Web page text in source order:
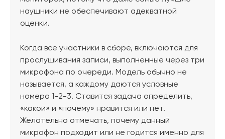
наушники не обеспечивают адекватной
оценки.
Когда все участники в сборе, включаются для
прослушивания записи, выполненные через три
микрофона по очереди. Модель обычно не
называется, а каждому даются условные
номера 1-2-3. Ставится задача определить,
«какой» и «почему» нравится или нет.
Желательно отмечать, почему данный
микрофон подходит или не годится именно для